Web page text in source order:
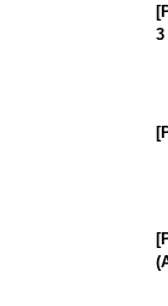
3